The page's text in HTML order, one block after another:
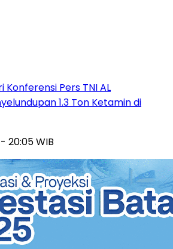
Konferensi Pers TNI AL
1.3 Ton Ketamin di
20:05 WIB